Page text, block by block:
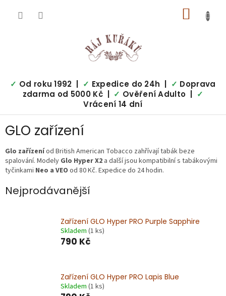
KOŠÍK
✓ Od roku 1992 | ✓ Expedice do 24h | ✓ Doprava
zdarma od 5000 Kč | ✓ Ověření Adulto |
✓
Vrácení 14 dní
GLO zařízení
Glo zařízeníod British American Tobacco zahřívají tabák beze
spalování. Modely Glo Hyper X2 a další jsou kompatibilní s tabákovými
tyčinkami Neo a VEO od 80 Kč. Expedice do 24 hodin.
Nejprodávanější
Zařízení GLO Hyper PRO Purple Sapphire
Skladem (1 ks)
790 Kč
Zařízení GLO Hyper PRO Lapis Blue
Skladem (1 ks)